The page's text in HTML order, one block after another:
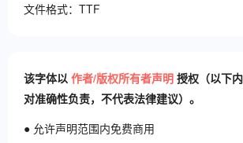
文件格式：TTF
该字体以 作者/版权所有者声明 授权（以下
对准确性负责，不代表法律建议）。
● 允许声明范围内免费商用